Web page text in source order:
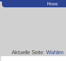
Home
Aktuelle Seite:Wahlen